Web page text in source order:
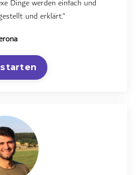
Dinge werden einfach und
und erklärt."